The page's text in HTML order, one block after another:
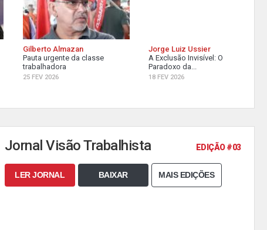
Gilberto Almazan
Pauta urgente da classe
trabalhadora
25 FEV 2026
Jorge Luiz Ussier
A Exclusão Invisível: O
Paradoxo da...
18 FEV 2026
Jornal Visão Trabalhista EDIÇÃO #03
LER JORNAL BAIXAR MAIS EDIÇÕES